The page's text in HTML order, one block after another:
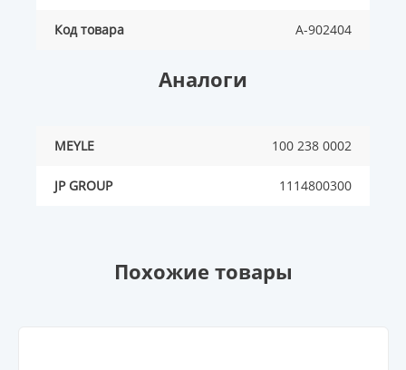
Код товара A-902404
Аналоги
MEYLE 100 238 0002
JP GROUP 1114800300
Похожие товары